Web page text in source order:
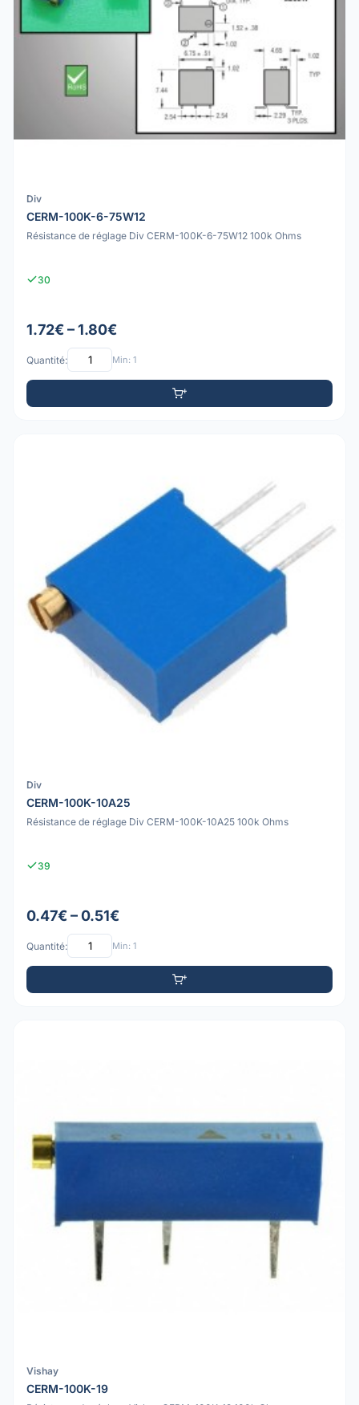
Div
CERM-100K-6-75W12
Résistance de réglage Div CERM-100K-6-75W12 100k Ohms
30
1.72€ – 1.80€
Quantité: Min: 1
Div
CERM-100K-10A25
Résistance de réglage Div CERM-100K-10A25 100k Ohms
39
0.47€ – 0.51€
Quantité: Min: 1
Vishay
CERM-100K-19